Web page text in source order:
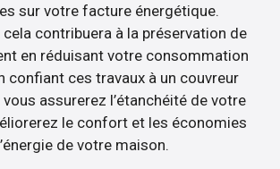
sur votre facture énergétique.
cela contribuera à la préservation de
en réduisant votre consommation
confiant ces travaux à un couvreur
assurerez l’étanchéité de votre
le confort et les économies
de votre maison.